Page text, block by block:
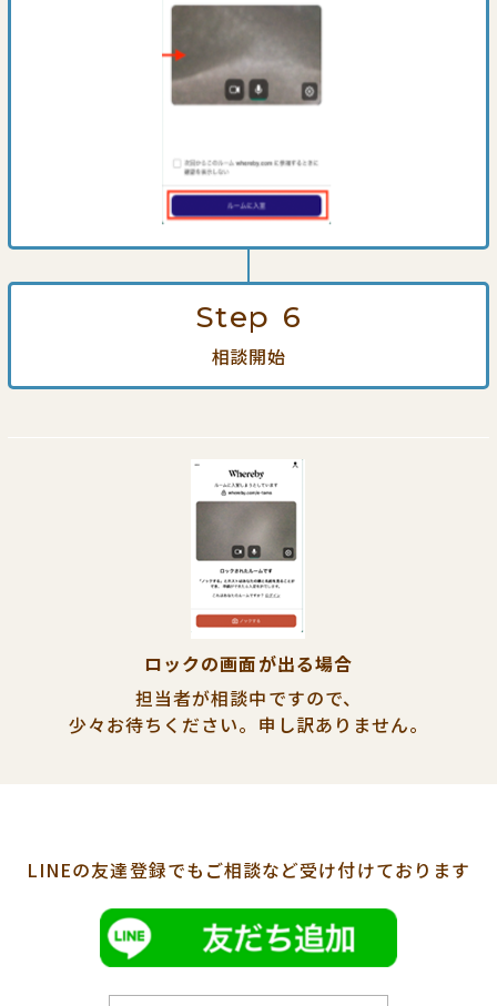
Step 6
相談開始
ロックの画面が出る場合
担当者が相談中ですので、
少々お待ちください。 申し訳ありません。
LINEの友達登録でも ご相談など受け付けております